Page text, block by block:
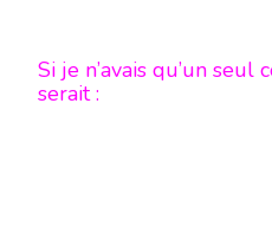
Si je n’avais qu’un
serait :